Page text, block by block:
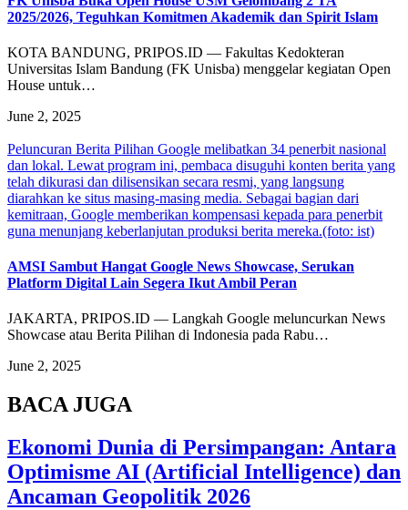
2025/2026, Teguhkan Komitmen Akademik dan Spirit Islam
KOTA BANDUNG, PRIPOS.ID — Fakultas Kedokteran
Universitas Islam Bandung (FK Unisba) menggelar kegiatan Open
House untuk…
June 2, 2025
Peluncuran Berita Pilihan Google melibatkan 34 penerbit nasional
dan lokal. Lewat program ini, pembaca disuguhi konten berita yang
telah dikurasi dan dilisensikan secara resmi, yang langsung
diarahkan ke situs masing-masing media. Sebagai bagian dari
kemitraan, Google memberikan kompensasi kepada para penerbit
guna menunjang keberlanjutan produksi berita mereka.(foto: ist)
AMSI Sambut Hangat Google News Showcase, Serukan
Platform Digital Lain Segera Ikut Ambil Peran
JAKARTA, PRIPOS.ID — Langkah Google meluncurkan News
Showcase atau Berita Pilihan di Indonesia pada Rabu…
June 2, 2025
BACA JUGA
Ekonomi Dunia di Persimpangan: Antara
Optimisme AI (Artificial Intelligence) dan
Ancaman Geopolitik 2026